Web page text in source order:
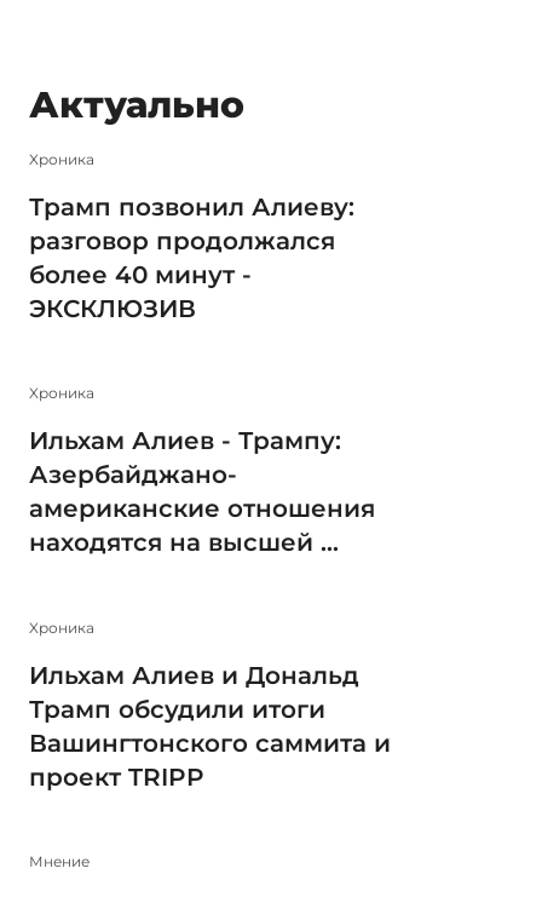
Актуально
Xроника
Трамп позвонил Алиеву:
разговор продолжался
более 40 минут -
ЭКСКЛЮЗИВ
Xроника
Ильхам Алиев - Трампу:
Азербайджано-
американские отношения
находятся на высшей ...
Xроника
Ильхам Алиев и Дональд
Трамп обсудили итоги
Вашингтонского саммита и
проект TRIPP
Мнение